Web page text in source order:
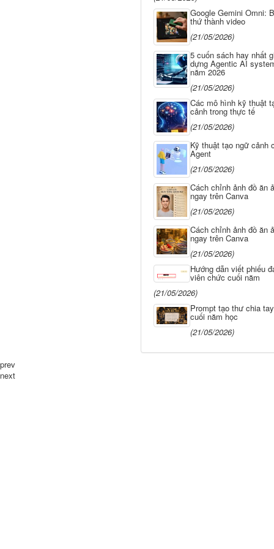
Google Gemini Omni:
thứ thành video
(21/05/2026)
5 cuốn sách hay nhất
dựng Agentic AI
năm 2026
(21/05/2026)
Các mô hình kỹ thuật
cảnh trong thực tế
(21/05/2026)
Kỹ thuật tạo ngữ cảnh
Agent
(21/05/2026)
Cách chỉnh ảnh đồ ăn
ngay trên Canva
(21/05/2026)
Cách chỉnh ảnh đồ ăn
ngay trên Canva
(21/05/2026)
Hướng dẫn viết phiếu
viên chức cuối năm
(21/05/2026)
Prompt tạo thư chia
cuối năm học
(21/05/2026)
prev
next